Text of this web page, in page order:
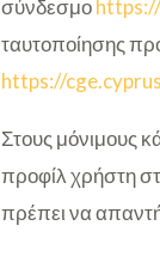
σύνδεσμο
ταυτοποίησης
https://
Στους μόνιμους
προφίλ χρήστη
πρέπει να